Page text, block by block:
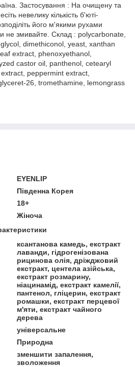
Застосування : На очищену та
невелику кількість б'юті-
його м'якими рухами
не змивайте. Склад : polycarbonate,
dimethiconol, yeast, xanthan
extract, phenoxyethanol,
castor oil, panthenol, cetearyl
peppermint extract,
26, tromethamine, lemongrass
EYENLIP
Південна Корея
18+
Жіноча
ксантанова камедь, екстракт
лаванди, гідрогенізована
рицинова олія, дріжджовий
екстракт, центела азійська,
екстракт розмарину,
ніацинамід, екстракт камелії,
пантенол, гліцерин, екстракт
ромашки, екстракт перцевої
м'яти, екстракт чайного
дерева
універсальне
Природна
зменшити запалення,
зволоження